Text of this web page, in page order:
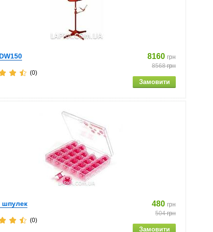
8160 грн
8568грн
(0)
шпулек 480 грн
504грн
(0)